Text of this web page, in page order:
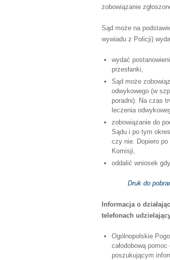
zobowiązanie
Sąd może na
wywiadu z Policji)
wydać
przesłanki,
Sąd może
odwykowego (w
poradni). Na czas
leczenia
zobowiązanie do
Sądu i po tym
czy nie. Dopiero po
Komisji,
oddalić wniosek
Druk do
Informacja o
telefonach
Ogólnopolskie
całodobową
poszukującym